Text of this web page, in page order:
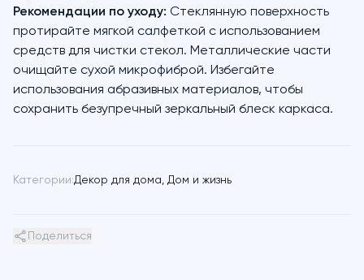
Рекомендации по уходу: Стеклянную поверхность
протирайте мягкой салфеткой с использованием
средств для чистки стекол. Металлические части
очищайте сухой микрофиброй. Избегайте
использования абразивных материалов, чтобы
сохранить безупречный зеркальный блеск каркаса.
Категории:Декор для дома, Дом и жизнь
Поделиться